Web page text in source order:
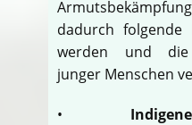
dadurch
werden und die
junger Menschen
•